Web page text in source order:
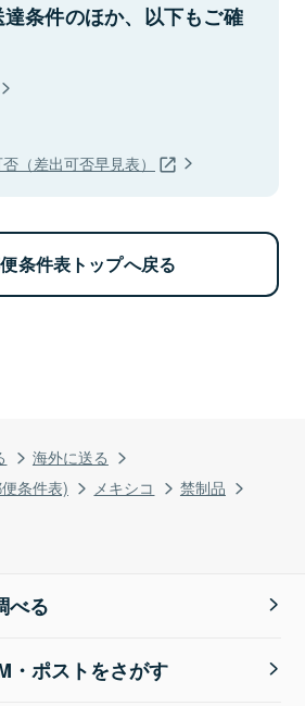
海外に送る
条件表)
メキシコ
禁制品
条件のほか、以下もご確
（差出可否早見表）
条件表トップへ戻る
べる
・ポストをさがす